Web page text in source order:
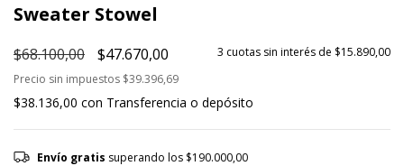
Sweater Stowel
$68.100,00 $47.670,00 3 cuotas sin interés de $15.890,00
Precio sin impuestos $39.396,69
$38.136,00 con Transferencia o depósito
Envío gratis superando los $190.000,00